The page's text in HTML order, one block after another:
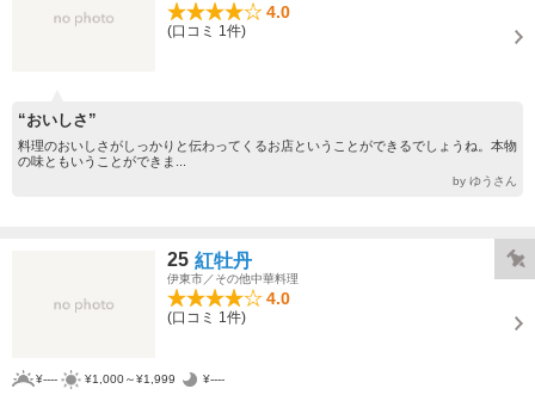
4.0
(口コミ 1件)
“おいしさ”
料理のおいしさがしっかりと伝わってくるお店ということができるでしょうね。本物
の味ともいうことができま...
by ゆうさん
25 紅牡丹
伊東市／その他中華料理
4.0
(口コミ 1件)
¥---- ¥1,000～¥1,999 ¥----